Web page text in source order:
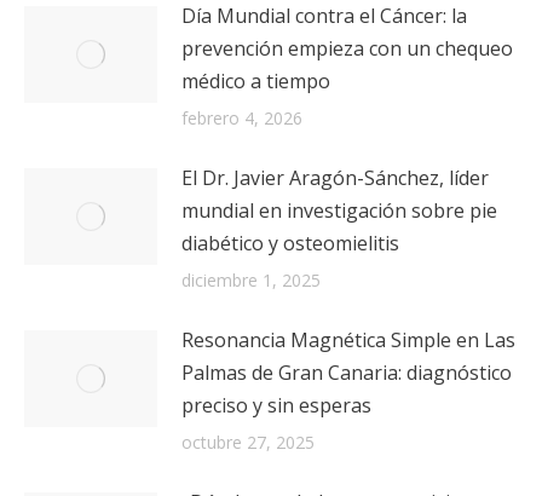
Día Mundial contra el Cáncer: la
prevención empieza con un chequeo
médico a tiempo
febrero 4, 2026
El Dr. Javier Aragón-Sánchez, líder
mundial en investigación sobre pie
diabético y osteomielitis
diciembre 1, 2025
Resonancia Magnética Simple en Las
Palmas de Gran Canaria: diagnóstico
preciso y sin esperas
octubre 27, 2025